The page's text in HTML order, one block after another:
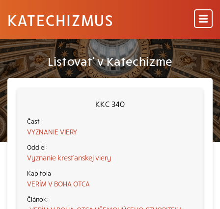
KATECHIZMUS
Listovať v Katechizme
KKC 340
VYZNANIE VIERY
Vyznanie kresťanskej viery
VERÍM V BOHA OTCA